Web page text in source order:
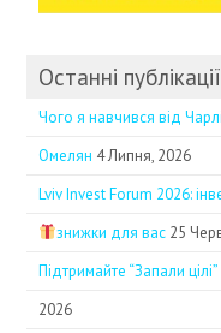
Останні публікації
Чого я навчився від
Омелян 4 Липня, 2026
Lviv Invest Forum 2026:
знижки для вас 25
Підтримайте “Запали
2026